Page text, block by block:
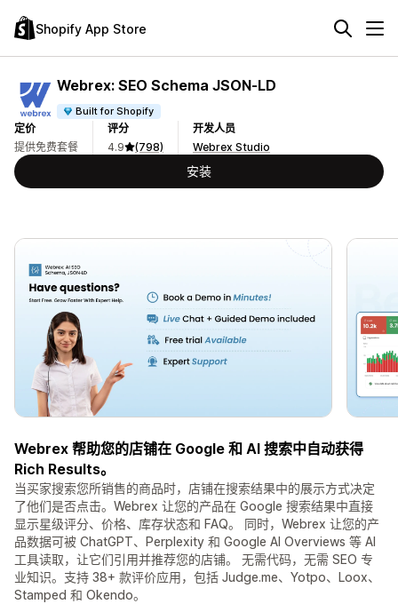
Shopify App Store
Webrex: SEO Schema JSON‑LD
Built for Shopify
定价
提供免费套餐
评分
4.9
(798)
开发人员
Webrex Studio
安装
Webrex 帮助您的店铺在 Google 和 AI 搜索中自动获得
Rich Results。
当买家搜索您所销售的商品时，店铺在搜索结果中的展示方式决定
了他们是否点击。Webrex 让您的产品在 Google 搜索结果中直接
显示星级评分、价格、库存状态和 FAQ。 同时，Webrex 让您的产
品数据可被 ChatGPT、Perplexity 和 Google AI Overviews 等 AI
工具读取，让它们引用并推荐您的店铺。 无需代码，无需 SEO 专
业知识。支持 38+ 款评价应用，包括 Judge.me、Yotpo、Loox、
Stamped 和 Okendo。